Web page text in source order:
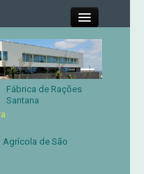
Fábrica de Rações
Santana